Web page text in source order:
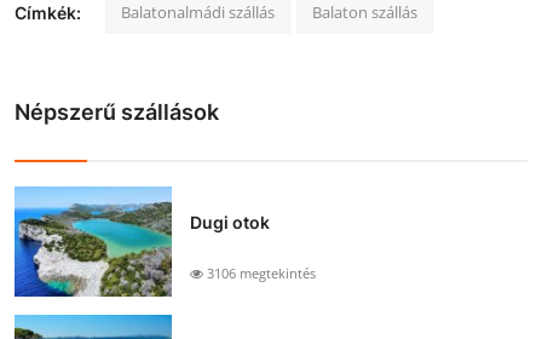
Címkék: Balatonalmádi szállás Balaton szállás
Népszerű szállások
Dugi otok
3106 megtekintés